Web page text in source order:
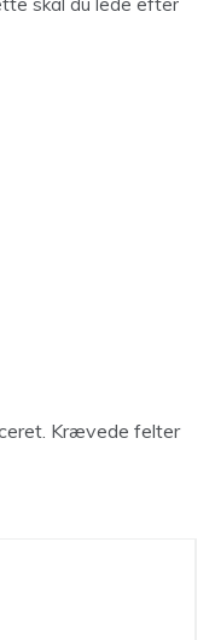
Krævede felter